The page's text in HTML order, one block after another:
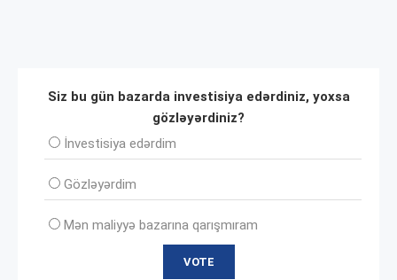
Siz bu gün bazarda investisiya edərdiniz, yoxsa
gözləyərdiniz?
İnvеstisiya edərdim
Gözləyərdim
Mən maliyyə bazarına qarışmıram